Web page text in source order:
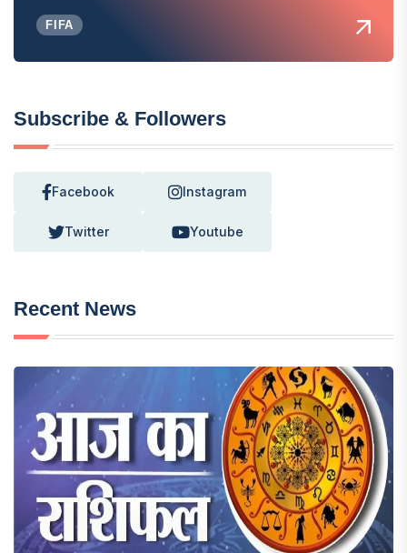
FIFA
Subscribe & Followers
Facebook Instagram
Twitter Youtube
Recent News